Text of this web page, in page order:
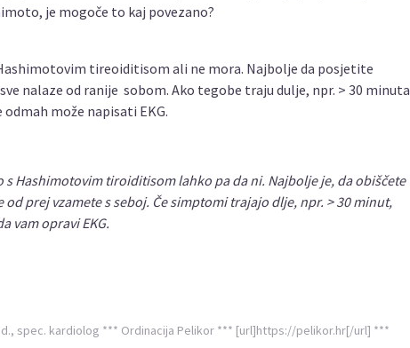
je mogoče to kaj povezano?
tireoiditisom ali ne mora. Najbolje da posjetite
nalaze od ranije sobom. Ako tegobe traju dulje, npr. > 30 minuta
odmah može napisati EKG.
s Hashimotovim tiroiditisom lahko pa da ni. Najbolje je, da obiščete
od prej vzamete s seboj. Če simptomi trajajo dlje, npr. > 30 minut,
vam opravi EKG.
spec. kardiolog *** Ordinacija Pelikor *** [url]https://pelikor.hr[/url] ***